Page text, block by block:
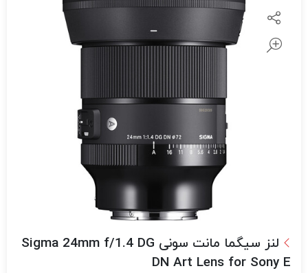
لنز سیگما مانت سونی Sigma 24mm f/1.4 DG
DN Art Lens for Sony E